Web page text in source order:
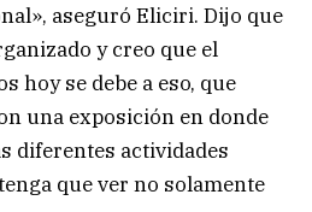
aseguró Eliciri. Dijo que
y creo que el
hoy se debe a eso, que
una exposición en donde
diferentes actividades
que ver no solamente